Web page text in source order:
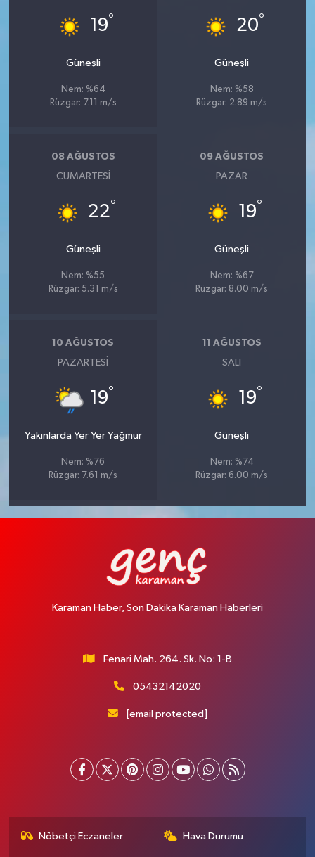
19°
Güneşli
Nem: %64
Rüzgar: 7.11 m/s
20°
Güneşli
Nem: %58
Rüzgar: 2.89 m/s
08 AĞUSTOS
CUMARTESI
22°
Güneşli
Nem: %55
Rüzgar: 5.31 m/s
09 AĞUSTOS
PAZAR
19°
Güneşli
Nem: %67
Rüzgar: 8.00 m/s
10 AĞUSTOS
PAZARTESI
19°
Yakınlarda Yer Yer Yağmur
Nem: %76
Rüzgar: 7.61 m/s
11 AĞUSTOS
SALI
19°
Güneşli
Nem: %74
Rüzgar: 6.00 m/s
Karaman Haber, Son Dakika Karaman Haberleri
Fenari Mah. 264. Sk. No: 1-B
05432142020
[email protected]
Nöbetçi Eczaneler Hava Durumu